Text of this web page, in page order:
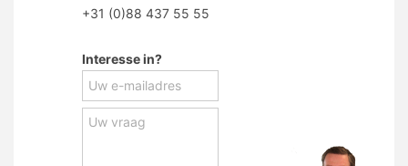
+31 (0)88 437 55 55
Interesse in?